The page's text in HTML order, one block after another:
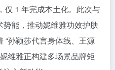
仅 1 年完成本土化。此次与
能，推动妮维雅功效护肤
“孙颖莎代言身体线、王源
维雅正构建多场景品牌矩